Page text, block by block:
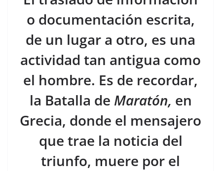
o
k
o documentación escrita,
de un lugar a otro, es una
actividad tan antigua como
el hombre. Es de recordar,
la Batalla de Maratón, en
Grecia, donde el mensajero
que trae la noticia del
triunfo, muere por el